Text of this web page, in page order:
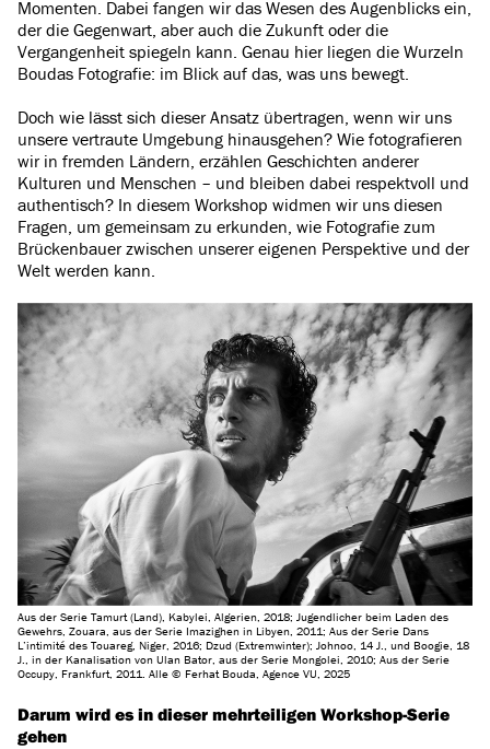
Momenten. Dabei fangen wir das Wesen des Augenblicks ein,
der die Gegenwart, aber auch die Zukunft oder die
Vergangenheit spiegeln kann. Genau hier liegen die Wurzeln
Boudas Fotografie: im Blick auf das, was uns bewegt.
Doch wie lässt sich dieser Ansatz übertragen, wenn wir uns
unsere vertraute Umgebung hinausgehen? Wie fotografieren
wir in fremden Ländern, erzählen Geschichten anderer
Kulturen und Menschen – und bleiben dabei respektvoll und
authentisch? In diesem Workshop widmen wir uns diesen
Fragen, um gemeinsam zu erkunden, wie Fotografie zum
Brückenbauer zwischen unserer eigenen Perspektive und der
Welt werden kann.
Aus der Serie Tamurt (Land), Kabylei, Algerien, 2018; Jugendlicher beim Laden des
Gewehrs, Zouara, aus der Serie Imazighen in Libyen, 2011; Aus der Serie Dans
L’intimité des Touareg, Niger, 2016; Dzud (Extremwinter); Johnoo, 14 J., und Boogie, 18
J., in der Kanalisation von Ulan Bator, aus der Serie Mongolei, 2010; Aus der Serie
Occupy, Frankfurt, 2011. Alle © Ferhat Bouda, Agence VU, 2025
Darum wird es in dieser mehrteiligen Workshop-Serie
gehen